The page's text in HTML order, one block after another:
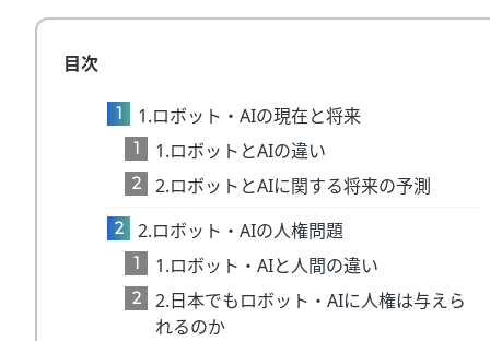
目次
1 1.ロボット・AIの現在と将来
1 1.ロボットとAIの違い
2 2.ロボットとAIに関する将来の予測
2 2.ロボット・AIの人権問題
1 1.ロボット・AIと人間の違い
2
2.日本でもロボット・AIに人権は与えら
れるのか